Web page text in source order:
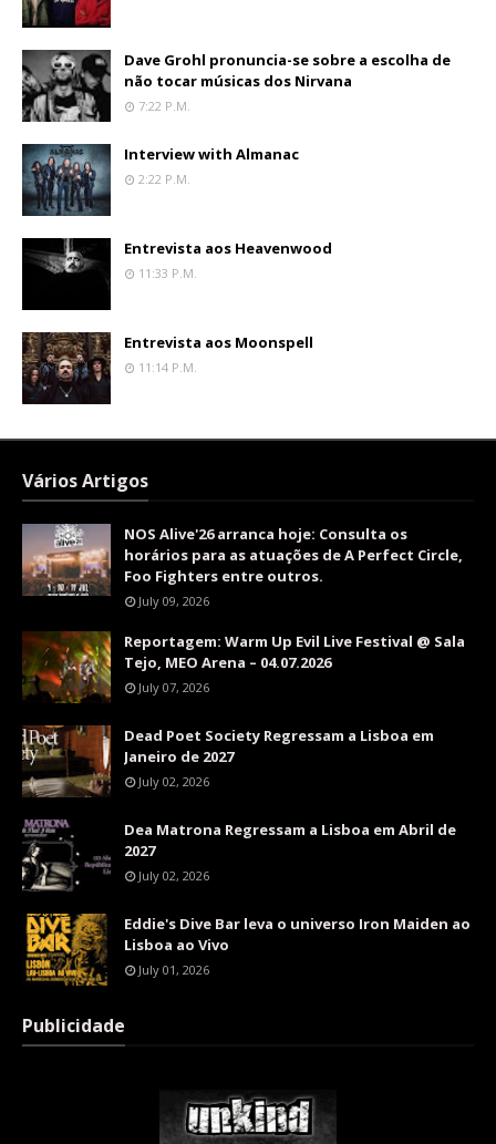
Dave Grohl pronuncia-se sobre a escolha de
não tocar músicas dos Nirvana
7:22 P.m.
Interview with Almanac
2:22 P.m.
Entrevista aos Heavenwood
11:33 P.m.
Entrevista aos Moonspell
11:14 P.m.
Vários Artigos
NOS Alive'26 arranca hoje: Consulta os
horários para as atuações de A Perfect Circle,
Foo Fighters entre outros.
July 09, 2026
Reportagem: Warm Up Evil Live Festival @ Sala
Tejo, MEO Arena – 04.07.2026
July 07, 2026
Dead Poet Society Regressam a Lisboa em
Janeiro de 2027
July 02, 2026
Dea Matrona Regressam a Lisboa em Abril de
2027
July 02, 2026
Eddie's Dive Bar leva o universo Iron Maiden ao
Lisboa ao Vivo
July 01, 2026
Publicidade